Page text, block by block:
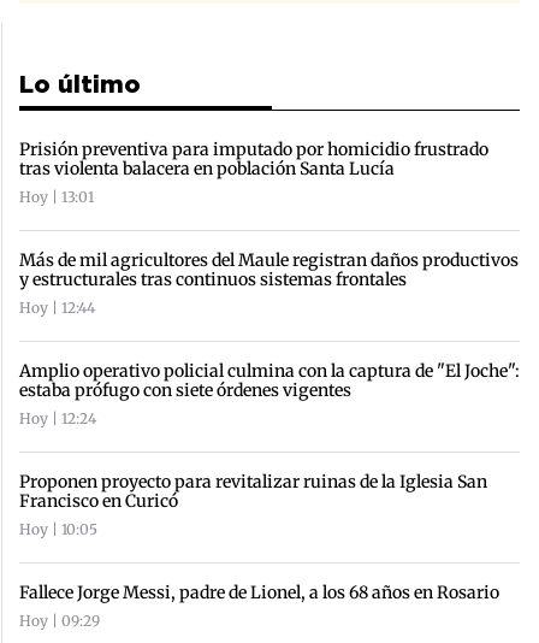
Lo último
Prisión preventiva para imputado por homicidio frustrado
tras violenta balacera en población Santa Lucía
Hoy | 13:01
Más de mil agricultores del Maule registran daños productivos
y estructurales tras continuos sistemas frontales
Hoy | 12:44
Amplio operativo policial culmina con la captura de "El Joche":
estaba prófugo con siete órdenes vigentes
Hoy | 12:24
Proponen proyecto para revitalizar ruinas de la Iglesia San
Francisco en Curicó
Hoy | 10:05
Fallece Jorge Messi, padre de Lionel, a los 68 años en Rosario
Hoy | 09:29